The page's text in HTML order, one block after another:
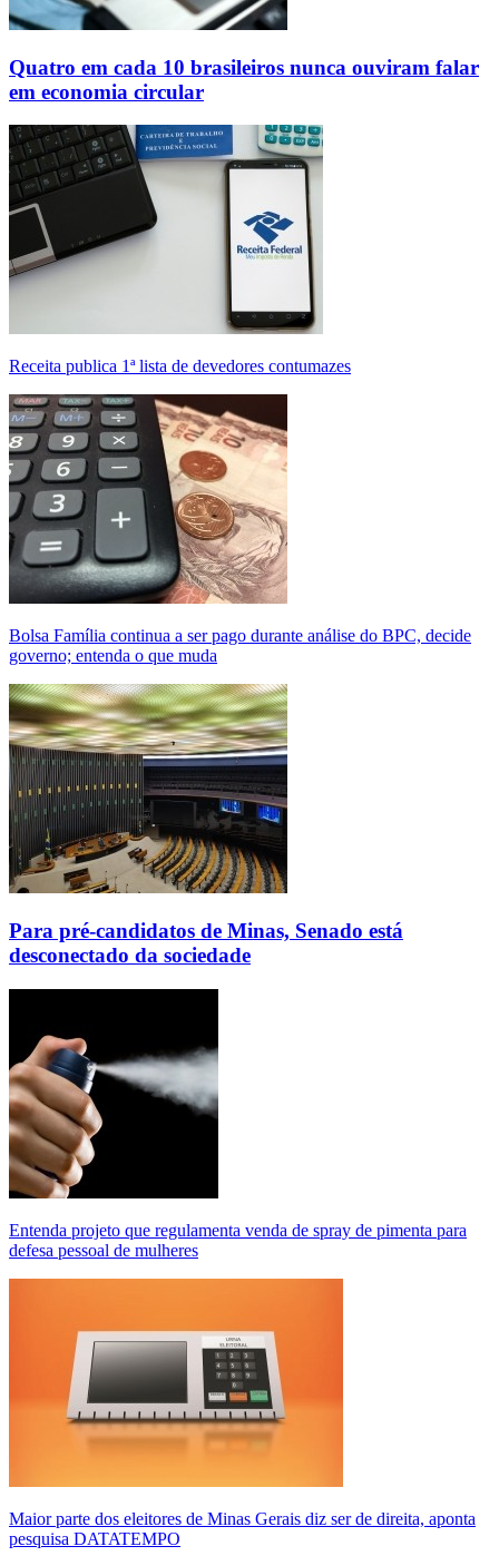
Quatro em cada 10 brasileiros nunca ouviram falar
em economia circular
Receita publica 1ª lista de devedores contumazes
Bolsa Família continua a ser pago durante análise do BPC, decide
governo; entenda o que muda
Para pré-candidatos de Minas, Senado está
desconectado da sociedade
Entenda projeto que regulamenta venda de spray de pimenta para
defesa pessoal de mulheres
Maior parte dos eleitores de Minas Gerais diz ser de direita, aponta
pesquisa DATATEMPO